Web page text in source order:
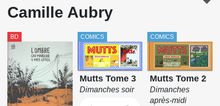
Camille Aubry
BD COMICS
Mutts Tome 3
Dimanches soir
COMICS
Mutts Tome 2
Dimanches
après-midi